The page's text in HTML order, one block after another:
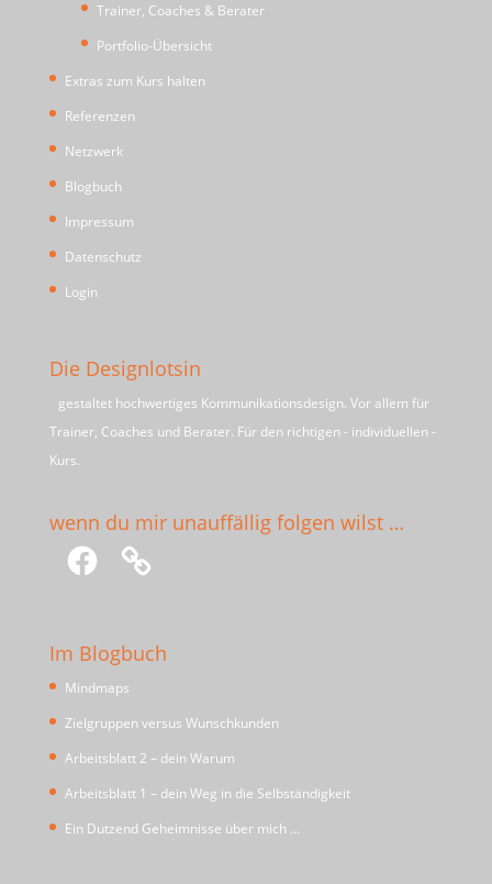
Trainer, Coaches & Berater
Portfolio-Übersicht
Extras zum Kurs halten
Referenzen
Netzwerk
Blogbuch
Impressum
Datenschutz
Login
Die Designlotsin
gestaltet hochwertiges Kommunikationsdesign. Vor allem für
Trainer, Coaches und Berater. Für den richtigen - individuellen -
Kurs.
wenn du mir unauffällig folgen wilst …
Facebook
Im Blogbuch
Mindmaps
Zielgruppen versus Wunschkunden
Arbeitsblatt 2 – dein Warum
Arbeitsblatt 1 – dein Weg in die Selbständigkeit
Ein Dutzend Geheimnisse über mich …